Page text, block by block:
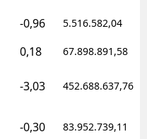
-0,96 5.516.582,04
0,18 67.898.891,58
-3,03 452.688.637,76
-0,30 83.952.739,11